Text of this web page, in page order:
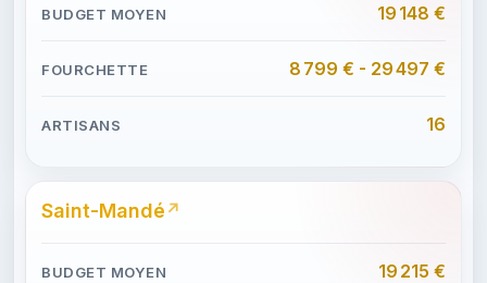
19 148 €
8 799 € - 29 497 €
16
Saint-Mandé
19 215 €